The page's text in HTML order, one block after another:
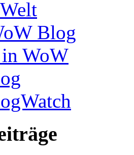
Blog
WoW